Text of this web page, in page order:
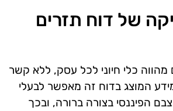
של דוח תזרים
מהווה כלי חיוני לכל עסק, ללא קשר
המוצג בדוח זה מאפשר לבעלי
הפיננסי בצורה ברורה, ובכך